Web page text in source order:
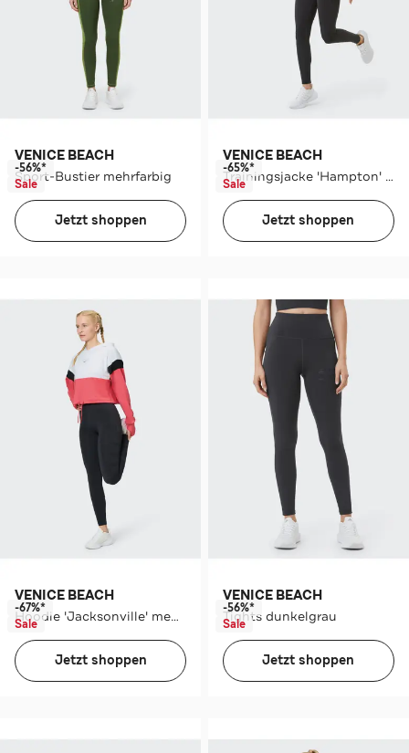
VENICE BEACH
Sport-Bustier mehrfarbig
-56%*
Sale
Jetzt shoppen
VENICE BEACH
Trainingsjacke 'Hampton' schwarz
-65%*
Sale
Jetzt shoppen
VENICE BEACH
Hoodie 'Jacksonville' mehrfarbig
-67%*
Sale
Jetzt shoppen
VENICE BEACH
Tights dunkelgrau
-56%*
Sale
Jetzt shoppen